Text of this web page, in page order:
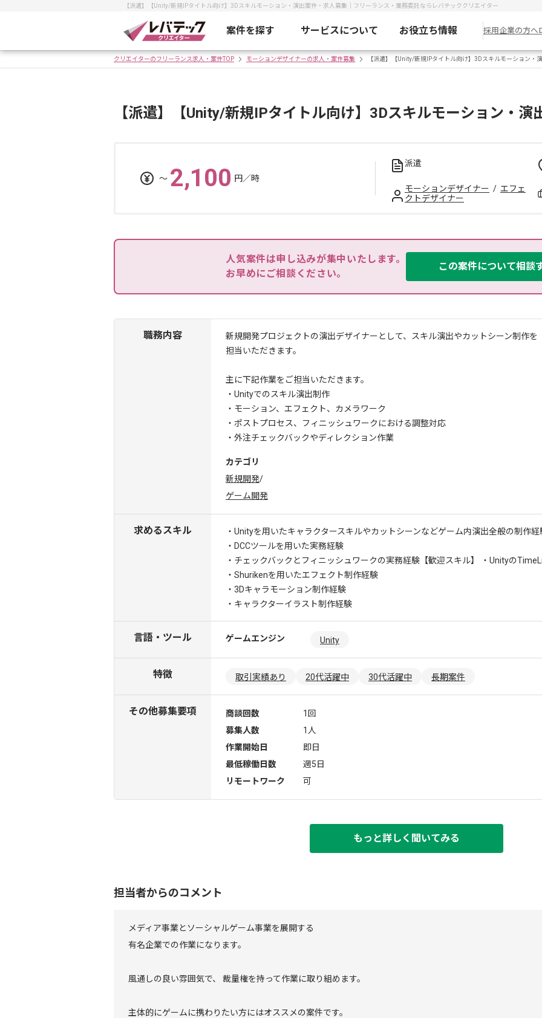
【派遣】【Unity/新規IPタイトル向け】3Dスキルモーション・演出案件・求人募集｜フリーランス・業務委託ならレバテッククリエイター
案件を探す サービスについて お役立ち情報 採用企業の方へ
クリエイターのフリーランス求人・案件TOP モーションデザイナーの求人・案件募集 【派遣】【Unity/新規IPタイトル向け】3Dスキルモーション・
【派遣】【Unity/新規IPタイトル向け】3Dスキルモーション・演
〜 2,100 円／時
派遣
モーションデザイナー / エフェ
クトデザイナー
人気案件は申し込みが集中いたします。
お早めにご相談ください。
この案件について相談
職務内容
新規開発プロジェクトの演出デザイナーとして、スキル演出やカットシーン制作を
担当いただきます。
主に下記作業をご担当いただきます。
・Unityでのスキル演出制作
・モーション、エフェクト、カメラワーク
・ポストプロセス、フィニッシュワークにおける調整対応
・外注チェックバックやディレクション作業
カテゴリ
新規開発/
ゲーム開発
求めるスキル
・Unityを用いたキャラクタースキルやカットシーンなどゲーム内演出全般の制作経
・DCCツールを用いた実務経験
・チェックバックとフィニッシュワークの実務経験 【歓迎スキル】 ・Unityの
・Shurikenを用いたエフェクト制作経験
・3Dキャラモーション制作経験
・キャラクターイラスト制作経験
言語・ツール ゲームエンジン Unity
特徴 取引実績あり 20代活躍中 30代活躍中 長期案件
その他募集要項 商談回数
1回
募集人数
1人
作業開始日
即日
最低稼働日数
週5日
リモートワーク
可
もっと詳しく聞いてみる
担当者からのコメント
メディア事業とソーシャルゲーム事業を展開する
有名企業での作業になります。
風通しの良い雰囲気で、 裁量権を持って作業に取り組めます。
主体的にゲームに携わりたい方にはオススメの案件です。